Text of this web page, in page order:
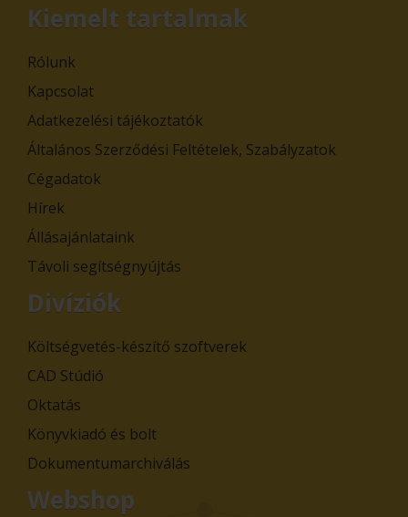
Kiemelt tartalmak
Rólunk
Kapcsolat
Adatkezelési tájékoztatók
Általános Szerződési Feltételek, Szabályzatok
Cégadatok
Hírek
Állásajánlataink
Távoli segítségnyújtás
Divíziók
Költségvetés-készítő szoftverek
CAD Stúdió
Oktatás
Könyvkiadó és bolt
Dokumentumarchiválás
Webshop